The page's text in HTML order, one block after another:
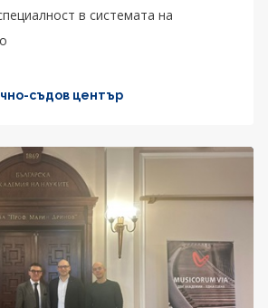
в системата на
съдов център